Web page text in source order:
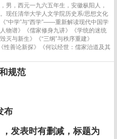
男，西元一九六五年生，安徽枞阳人，
现任清华大学人文学院历史系/思想文化
“中学”与“西学”——重新解读现代中国学
物谱》《儒家修身九讲》《学统的迷统
灭与新生》《“三纲”与秩序重建》
性善论新探》《何以经世：儒家治道及其
规范
布
表时有删减，标题为